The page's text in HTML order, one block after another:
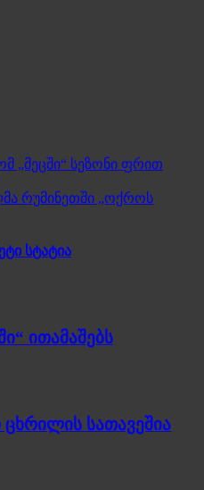
„მეცში“ სეზონი ფრით
რუმინეთში „ოქროს
სტატია
ითამაშებს
სათავეშია